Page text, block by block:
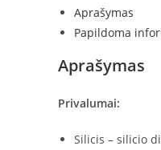
MULTI
FINISH
10
Aprašymas
Papildoma
Aprašymas
Privalumai:
Silicis – silicio